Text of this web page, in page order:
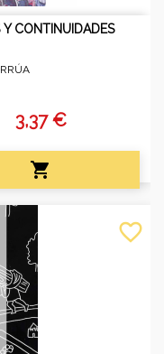
CONTINUIDADES
3,37 €

favorite_border